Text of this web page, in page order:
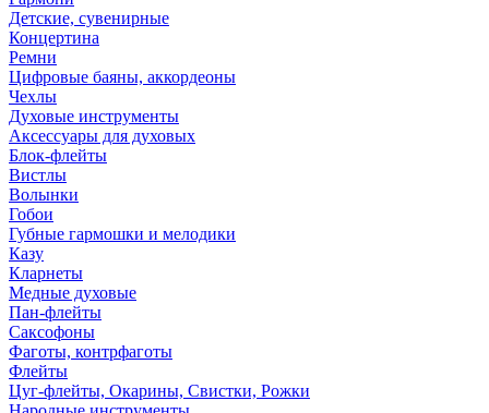
Детские, сувенирные
Концертина
Ремни
Цифровые баяны, аккордеоны
Чехлы
Духовые инструменты
Аксессуары для духовых
Блок-флейты
Вистлы
Волынки
Гобои
Губные гармошки и мелодики
Казу
Кларнеты
Медные духовые
Пан-флейты
Саксофоны
Фаготы, контрфаготы
Флейты
Цуг-флейты, Окарины, Свистки, Рожки